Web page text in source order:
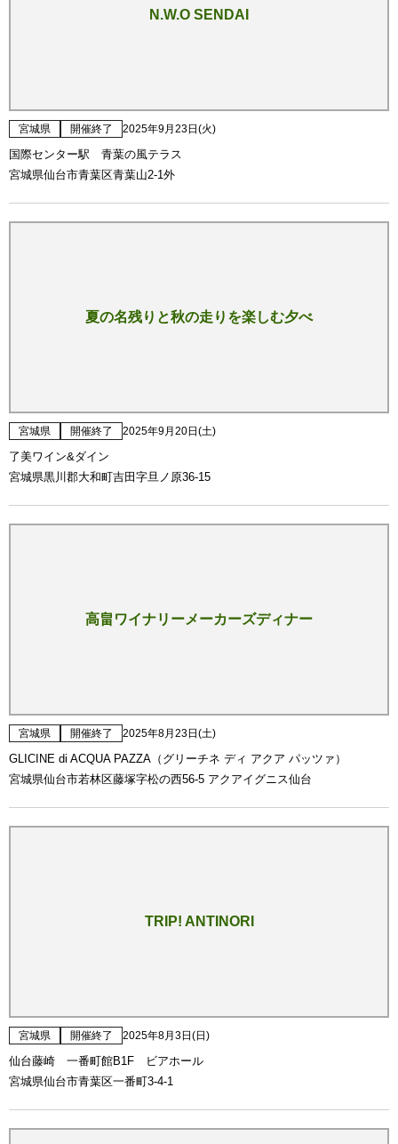
N.W.O SENDAI
宮城県 開催終了 2025年9月23日(火)
国際センター駅 青葉の風テラス
宮城県仙台市青葉区青葉山2-1外
夏の名残りと秋の走りを楽しむ夕べ
宮城県 開催終了 2025年9月20日(土)
了美ワイン&ダイン
宮城県黒川郡大和町吉田字旦ノ原36-15
高畠ワイナリーメーカーズディナー
宮城県 開催終了 2025年8月23日(土)
GLICINE di ACQUA PAZZA（グリーチネ ディ アクア パッツァ）
宮城県仙台市若林区藤塚字松の西56-5 アクアイグニス仙台
TRIP! ANTINORI
宮城県 開催終了 2025年8月3日(日)
仙台藤崎 一番町館B1F ビアホール
宮城県仙台市青葉区一番町3-4-1